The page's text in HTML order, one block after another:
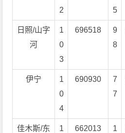
2
5
日照/山字
河
1
0
3
696518
9
8
伊宁
1
0
4
690930
7
7
佳木斯/东
1
662013
1